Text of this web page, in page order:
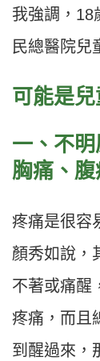
我強調，18
民總醫院兒
可能是
一、不
胸痛、腹
疼痛是很容
顏秀如說，
不著或痛醒
疼痛，而且
到醒過來，